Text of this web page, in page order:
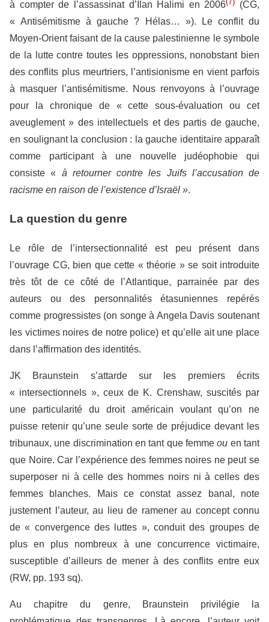
à compter de l’assassinat d’Ilan Halimi en 2006
(CG,
« Antisémitisme à gauche ? Hélas… »). Le conflit du
Moyen-Orient faisant de la cause palestinienne le symbole
de la lutte contre toutes les oppressions, nonobstant bien
des conflits plus meurtriers, l’antisionisme en vient parfois
à masquer l’antisémitisme. Nous renvoyons à l’ouvrage
pour la chronique de « cette sous-évaluation ou cet
aveuglement » des intellectuels et des partis de gauche,
en soulignant la conclusion : la gauche identitaire apparaît
comme participant à une nouvelle judéophobie qui
consiste « à retourner contre les Juifs l’accusation de
racisme en raison de l’existence d’Israël ».
La question du genre
Le rôle de l’intersectionnalité est peu présent dans
l’ouvrage CG, bien que cette « théorie » se soit introduite
très tôt de ce côté de l’Atlantique, parrainée par des
auteurs ou des personnalités étasuniennes repérés
comme progressistes (on songe à Angela Davis soutenant
les victimes noires de notre police) et qu’elle ait une place
dans l’affirmation des identités.
JK Braunstein s’attarde sur les premiers écrits
« intersectionnels », ceux de K. Crenshaw, suscités par
une particularité du droit américain voulant qu’on ne
puisse retenir qu’une seule sorte de préjudice devant les
tribunaux, une discrimination en tant que femmeou en tant
que Noire. Car l’expérience des femmes noires ne peut se
superposer ni à celle des hommes noirs ni à celles des
femmes blanches. Mais ce constat assez banal, note
justement l’auteur, au lieu de ramener au concept connu
de « convergence des luttes », conduit des groupes de
plus en plus nombreux à une concurrence victimaire,
susceptible d’ailleurs de mener à des conflits entre eux
(RW, pp. 193 sq).
Au chapitre du genre, Braunstein privilégie la